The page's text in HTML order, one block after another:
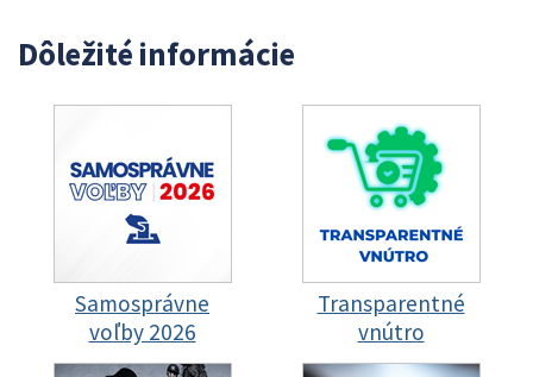
Dôležité informácie
Samosprávne
voľby 2026
Transparentné
vnútro